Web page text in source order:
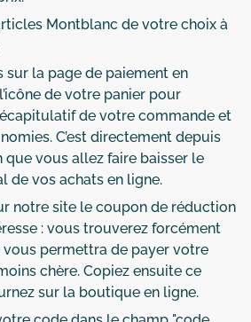
Montblanc de votre choix à
sur la page de paiement en
de votre panier pour
de votre commande et
C’est directement depuis
que vous allez faire baisser le
de vos achats en ligne.
notre site le coupon de réduction
: vous trouverez forcément
vous permettra de payer votre
chère. Copiez ensuite ce
sur la boutique en ligne.